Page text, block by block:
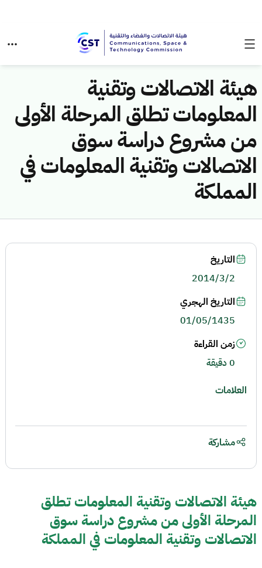
هيئة الاتصالات وتقنية
المعلومات تطلق المرحلة الأولى
من مشروع دراسة سوق
الاتصالات وتقنية المعلومات في
المملكة
هيئة الاتصالات وتقنية المعلومات تطلق
المرحلة الأولى من مشروع دراسة سوق
الاتصالات وتقنية المعلومات في المملكة
التاريخ
2014/3/2
التاريخ الهجري
01/05/1435
زمن القراءة
0 دقيقة
العلامات
مشاركة